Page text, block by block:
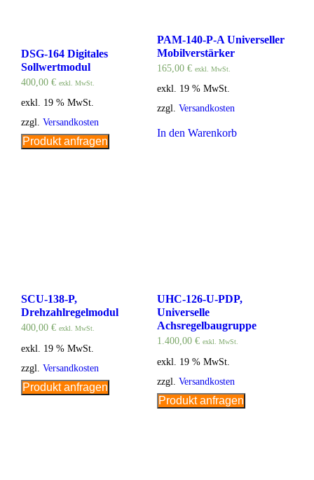
DSG-164 Digitales
Sollwertmodul
400,00 € exkl. MwSt.
exkl. 19 % MwSt.
zzgl. Versandkosten
Produkt anfragen
PAM-140-P-A Universeller
Mobilverstärker
165,00 € exkl. MwSt.
exkl. 19 % MwSt.
zzgl. Versandkosten
In den Warenkorb
SCU-138-P,
Drehzahlregelmodul
400,00 € exkl. MwSt.
exkl. 19 % MwSt.
zzgl. Versandkosten
Produkt anfragen
UHC-126-U-PDP,
Universelle
Achsregelbaugruppe
1.400,00 € exkl. MwSt.
exkl. 19 % MwSt.
zzgl. Versandkosten
Produkt anfragen